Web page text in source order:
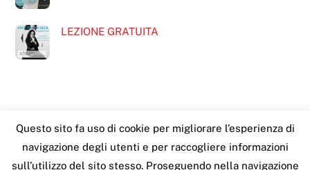
LEZIONE GRATUITA
Back
Franca Grimaldi
Questo sito fa uso di cookie per migliorare l’esperienza di
navigazione degli utenti e per raccogliere informazioni
sull’utilizzo del sito stesso. Proseguendo nella navigazione